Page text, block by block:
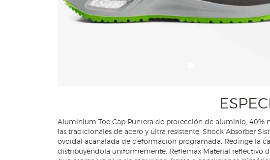
Aluminium Toe Cap Puntera de protección de aluminio, 40%
las tradicionales de acero y ultra resistente. Shock Absorber
ovoidal acanalada de deformación programada. Redirige la
distribuyéndola uniformemente. Reflemax Material reflectivo
TPU) de elevada elasticidad y durabilidad. Devuelve la
otorgando libertad en los movimientos y reduciendo la fatiga.
recuperación excepcional, logrando un retorno de la energía
S-Motion Concept El diseño de la suela está inspirado en el